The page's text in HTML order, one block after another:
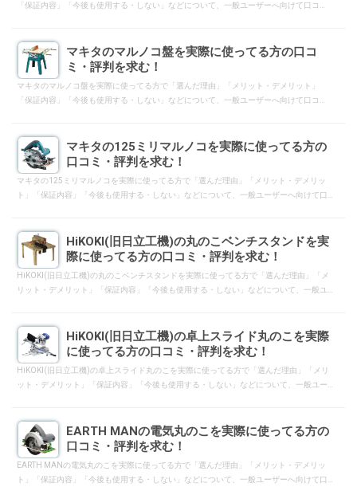
「保証内容」「今後も使用する・しない」などについて、一般ユーザーへ向けて口コ
マキタのマルノコ盤を実際に使ってる方の口コ
ミ・評判を求む！
マキタのマルノコ盤を実際に使ってる方で「選んだ理由」「メリット・デメリット」
「保証内容」「今後も使用する・しない」などについて、一般ユーザーへ向けて口コ
マキタの125ミリマルノコを実際に使ってる方の
口コミ・評判を求む！
マキタの125ミリマルノコを実際に使ってる方で「選んだ理由」「メリット・デメリッ
ト」「保証内容」「今後も使用する・しない」などについて、一般ユーザーへ向けて口
HiKOKI(旧日立工機)の丸のこベンチスタンドを実
際に使ってる方の口コミ・評判を求む！
HiKOKI(旧日立工機)の丸のこベンチスタンドを実際に使ってる方で「選んだ理由」「メ
リット・デメリット」「保証内容」「今後も使用する・しない」などについて、一般ユ
HiKOKI(旧日立工機)の卓上スライド丸のこを実際
に使ってる方の口コミ・評判を求む！
HiKOKI(旧日立工機)の卓上スライド丸のこを実際に使ってる方で「選んだ理由」「メリ
ット・デメリット」「保証内容」「今後も使用する・しない」などについて、一般ユー
EARTH MANの電気丸のこを実際に使ってる方の
口コミ・評判を求む！
EARTH MANの電気丸のこを実際に使ってる方で「選んだ理由」「メリット・デメリッ
ト」「保証内容」「今後も使用する・しない」などについて、一般ユーザーへ向けて口